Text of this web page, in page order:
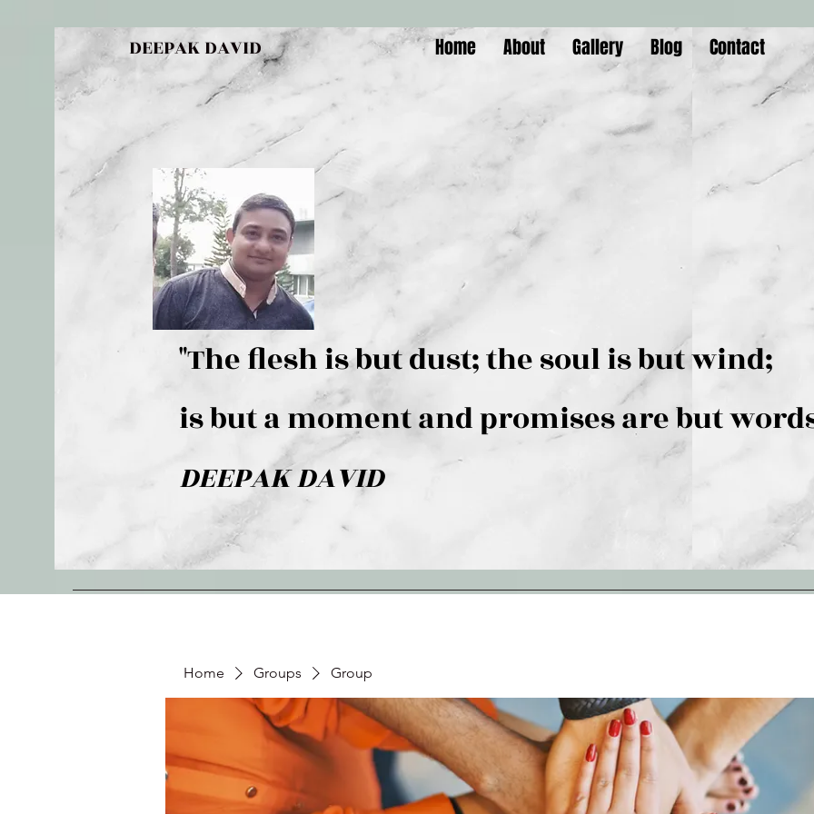
DEEPAK DAVID Home About Gallery Blog Contact
"The flesh is but dust; the
is but a moment and promises are but
DEEPAK DAVID
Home Groups Group